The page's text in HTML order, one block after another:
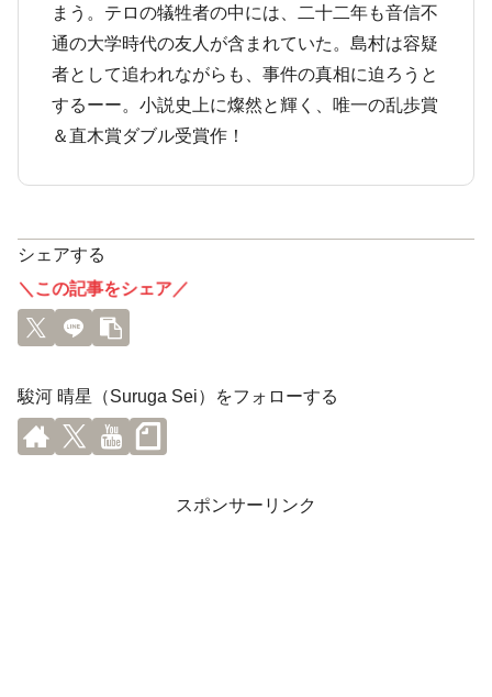
まう。テロの犠牲者の中には、二十二年も音信不
通の大学時代の友人が含まれていた。島村は容疑
者として追われながらも、事件の真相に迫ろうと
するーー。小説史上に燦然と輝く、唯一の乱歩賞
＆直木賞ダブル受賞作！
シェアする
＼この記事をシェア／
駿河 晴星（Suruga Sei）をフォローする
スポンサーリンク